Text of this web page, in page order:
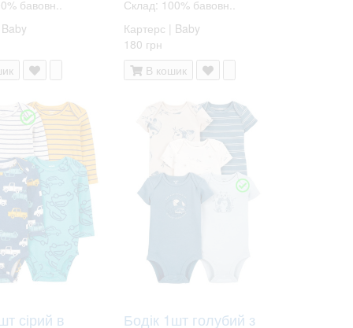
бавовн..
Склад: 100% бавовн..
Картерс | Baby
180 грн
В кошик
сірий в Бодік 1шт голубий з